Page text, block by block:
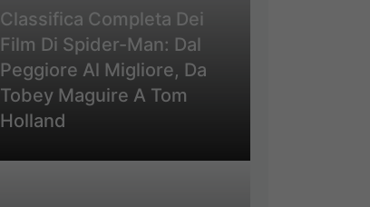
Classifica Completa Dei
Film Di Spider-Man: Dal
Peggiore Al Migliore, Da
Tobey Maguire A Tom
Holland